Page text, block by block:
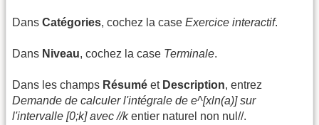
Dans Catégories, cochez la case Exercice interactif.
Dans Niveau, cochez la case Terminale.
Dans les champs Résumé et Description, entrez
Demande de calculer l'intégrale de e^[xln(a)] sur
l'intervalle [0;k] avec //kentier naturel non nul//.